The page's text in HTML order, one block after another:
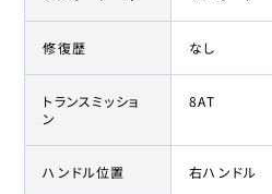
修復歴 なし
トランスミッショ
ン
8AT
ハンドル位置 右ハンドル